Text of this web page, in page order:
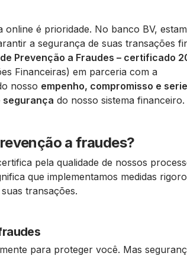
online é prioridade. No banco BV,
a segurança de suas transações
Prevenção a Fraudes – certificado
Financeiras) em parceria com a
nosso empenho, compromisso e
do nosso sistema financeiro.
a fraudes?
pela qualidade de nossos
que implementamos medidas
transações.
para proteger você. Mas